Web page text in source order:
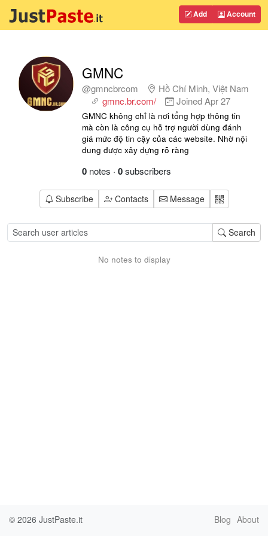
Add Account
GMNC
@gmncbrcom
Hồ Chí Minh, Việt Nam
gmnc.br.com/
JoinedApr 27
GMNC không chỉ là nơi tổng hợp thông tin
mà còn là công cụ hỗ trợ người dùng đánh
giá mức độ tin cậy của các website. Nhờ nội
dung được xây dựng rõ ràng
0 notes · 0subscribers
Subscribe Contacts Message
Search
No notes to display
© 2026 JustPaste.it Blog About